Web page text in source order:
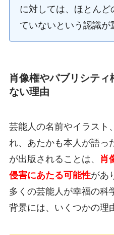
に対しては、ほとんど
ていないという認識が
肖像権やパブリシテ
ない理由
芸能人の名前やイラスト
れ、あたかも本人が語っ
が出版されることは、
肖
侵害にあたる可能性があ
多くの芸能人が幸福の科
背景には、いくつかの理